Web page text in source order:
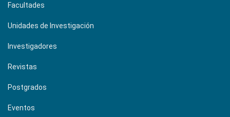
Facultades
Unidades de Investigación
Investigadores
Revistas
Postgrados
Eventos